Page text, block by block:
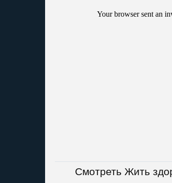
Смотреть Жить